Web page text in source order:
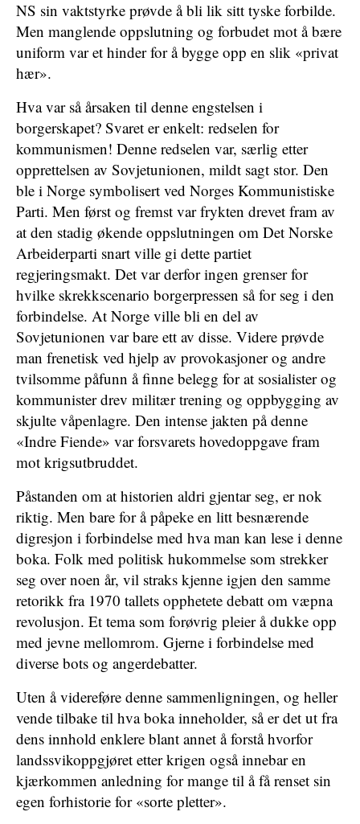
NS sin vaktstyrke prøvde å bli lik sitt tyske forbilde.
Men manglende oppslutning og forbudet mot å bære
uniform var et hinder for å bygge opp en slik «privat
hær».
Hva var så årsaken til denne engstelsen i
borgerskapet? Svaret er enkelt: redselen for
kommunismen! Denne redselen var, særlig etter
opprettelsen av Sovjetunionen, mildt sagt stor. Den
ble i Norge symbolisert ved Norges Kommunistiske
Parti. Men først og fremst var frykten drevet fram av
at den stadig økende oppslutningen om Det Norske
Arbeiderparti snart ville gi dette partiet
regjeringsmakt. Det var derfor ingen grenser for
hvilke skrekkscenario borgerpressen så for seg i den
forbindelse. At Norge ville bli en del av
Sovjetunionen var bare ett av disse. Videre prøvde
man frenetisk ved hjelp av provokasjoner og andre
tvilsomme påfunn å finne belegg for at sosialister og
kommunister drev militær trening og oppbygging av
skjulte våpenlagre. Den intense jakten på denne
«Indre Fiende» var forsvarets hovedoppgave fram
mot krigsutbruddet.
Påstanden om at historien aldri gjentar seg, er nok
riktig. Men bare for å påpeke en litt besnærende
digresjon i forbindelse med hva man kan lese i denne
boka. Folk med politisk hukommelse som strekker
seg over noen år, vil straks kjenne igjen den samme
retorikk fra 1970 tallets opphetete debatt om væpna
revolusjon. Et tema som forøvrig pleier å dukke opp
med jevne mellomrom. Gjerne i forbindelse med
diverse bots og angerdebatter.
Uten å videreføre denne sammenligningen, og heller
vende tilbake til hva boka inneholder, så er det ut fra
dens innhold enklere blant annet å forstå hvorfor
landssvikoppgjøret etter krigen også innebar en
kjærkommen anledning for mange til å få renset sin
egen forhistorie for «sorte pletter».